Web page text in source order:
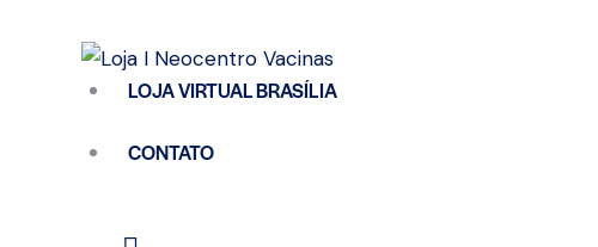
LOJA VIRTUAL BRASÍLIA
CONTATO